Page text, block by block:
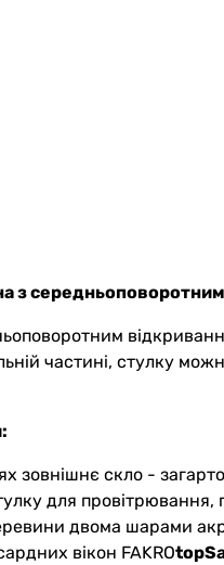
з
частині, стулку
зовнішнє скло -
для
двома шарами
вікон FAKRO